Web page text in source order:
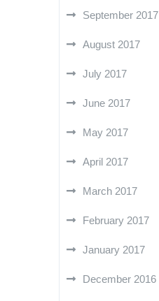
September 2017
August 2017
July 2017
June 2017
May 2017
April 2017
March 2017
February 2017
January 2017
December 2016